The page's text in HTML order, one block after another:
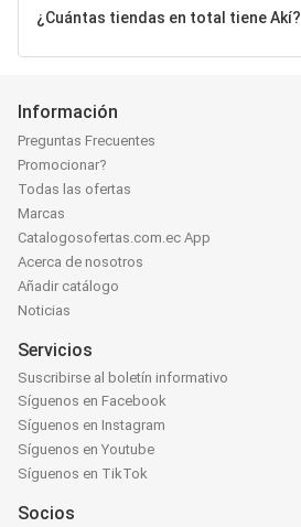
¿Cuántas tiendas en total tiene Akí?
Información
Preguntas Frecuentes
Promocionar?
Todas las ofertas
Marcas
Catalogosofertas.com.ec App
Acerca de nosotros
Añadir catálogo
Noticias
Servicios
Suscribirse al boletín informativo
Síguenos en Facebook
Síguenos en Instagram
Síguenos en Youtube
Síguenos en TikTok
Socios